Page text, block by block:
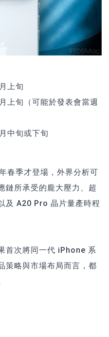
上旬
上旬（可能於發表會當週
中旬或下旬
春季才登場，外界分析可
鏈所承受的龐大壓力、超
及 A20 Pro 晶片量產時程
首次將同一代 iPhone 系
策略與市場布局而言，都